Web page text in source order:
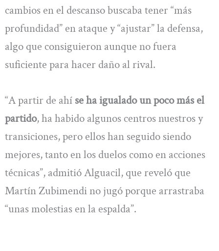
cambios en el descanso buscaba tener “más
profundidad” en ataque y “ajustar” la defensa,
algo que consiguieron aunque no fuera
suficiente para hacer daño al rival.
“A partir de ahí se ha igualado un poco más el
partido, ha habido algunos centros nuestros y
transiciones, pero ellos han seguido siendo
mejores, tanto en los duelos como en acciones
técnicas”, admitió Alguacil, que reveló que
Martín Zubimendi no jugó porque arrastraba
“unas molestias en la espalda”.